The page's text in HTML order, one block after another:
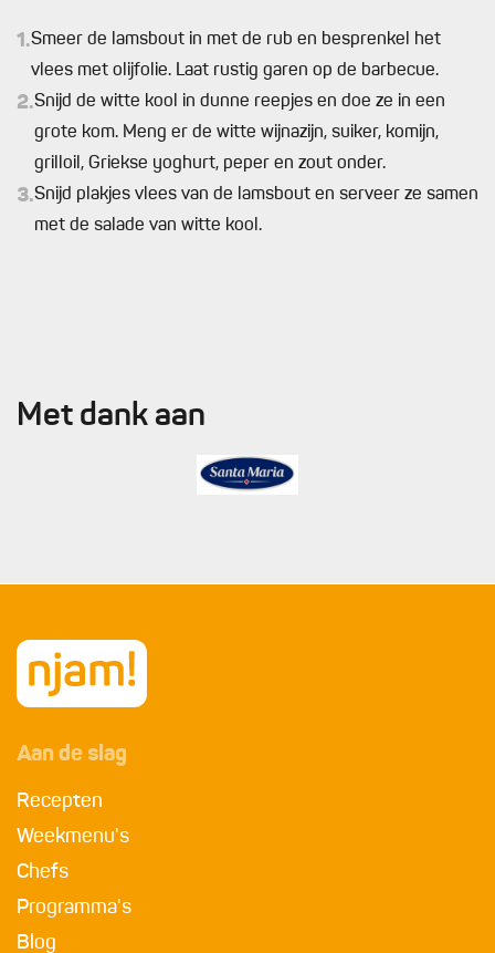
1.Smeer de lamsbout in met de rub en besprenkel het
vlees met olijfolie. Laat rustig garen op de barbecue.
2.Snijd de witte kool in dunne reepjes en doe ze in een
grote kom. Meng er de witte wijnazijn, suiker, komijn,
grilloil, Griekse yoghurt, peper en zout onder.
3.Snijd plakjes vlees van de lamsbout en serveer ze samen
met de salade van witte kool.
Met dank aan
Aan de slag
Recepten
Weekmenu's
Chefs
Programma's
Blog